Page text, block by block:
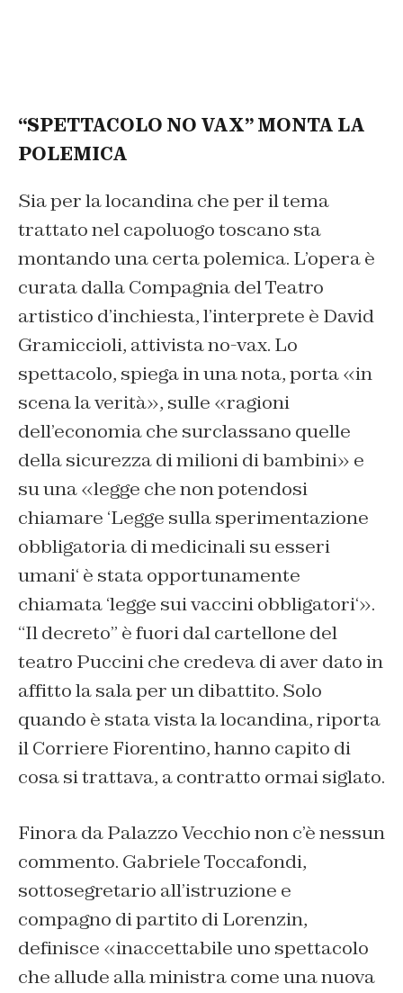
“SPETTACOLO NO VAX” MONTA LA
POLEMICA
Sia per la locandina che per il tema
trattato nel capoluogo toscano sta
montando una certa polemica. L’opera è
curata dalla Compagnia del Teatro
artistico d’inchiesta, l’interprete è David
Gramiccioli, attivista no-vax. Lo
spettacolo, spiega in una nota, porta «in
scena la verità», sulle «ragioni
dell’economia che surclassano quelle
della sicurezza di milioni di bambini» e
su una «legge che non potendosi
chiamare ‘Legge sulla sperimentazione
obbligatoria di medicinali su esseri
umani‘ è stata opportunamente
chiamata ‘legge sui vaccini obbligatori‘».
“Il decreto” è fuori dal cartellone del
teatro Puccini che credeva di aver dato in
affitto la sala per un dibattito. Solo
quando è stata vista la locandina, riporta
il Corriere Fiorentino, hanno capito di
cosa si trattava, a contratto ormai siglato.
Finora da Palazzo Vecchio non c’è nessun
commento. Gabriele Toccafondi,
sottosegretario all’istruzione e
compagno di partito di Lorenzin,
definisce «inaccettabile uno spettacolo
che allude alla ministra come una nuova